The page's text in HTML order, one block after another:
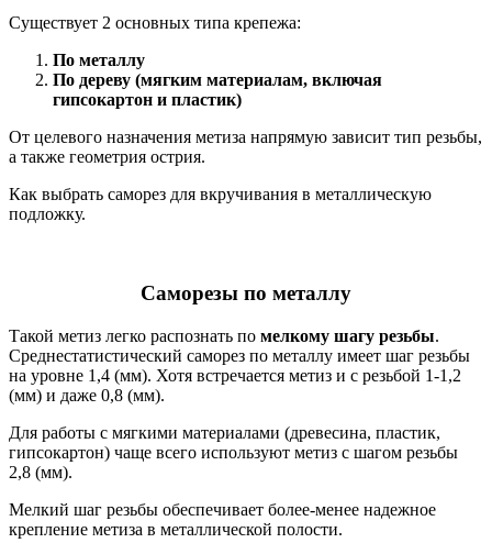
Существует 2 основных типа крепежа:
По металлу
По дереву (мягким материалам, включая
гипсокартон и пластик)
От целевого назначения метиза напрямую зависит тип резьбы,
а также геометрия острия.
Как выбрать саморез для вкручивания в металлическую
подложку.
Саморезы по металлу
Такой метиз легко распознать по мелкому шагу резьбы.
Среднестатистический саморез по металлу имеет шаг резьбы
на уровне 1,4 (мм). Хотя встречается метиз и с резьбой 1-1,2
(мм) и даже 0,8 (мм).
Для работы с мягкими материалами (древесина, пластик,
гипсокартон) чаще всего используют метиз с шагом резьбы
2,8 (мм).
Мелкий шаг резьбы обеспечивает более-менее надежное
крепление метиза в металлической полости.